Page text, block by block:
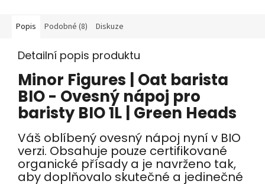
Popis Podobné (8) Diskuze
Detailní popis produktu
Minor Figures | Oat barista
BIO - Ovesný nápoj pro
baristy BIO 1L | Green Heads
Váš oblíbený ovesný nápoj nyní v BIO
verzi. Obsahuje pouze certifikované
organické přísady a je navrženo tak,
aby doplňovalo skutečné a jedinečné